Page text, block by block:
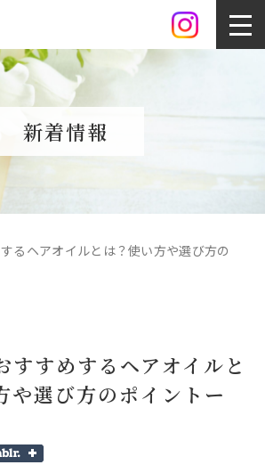
新着情報
るヘアオイルとは？使い方や選び方の
すすめするヘアオイルと
や選び方のポイントー